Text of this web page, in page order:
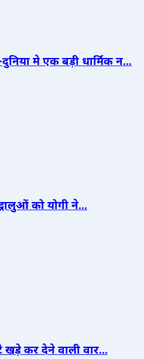
मे एक बड़ी धार्मिक न...
को योगी ने...
कर देने वाली वार...